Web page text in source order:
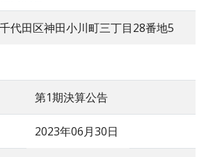
代田区神田小川町三丁目28番地5
第1期決算公告
2023年06月30日